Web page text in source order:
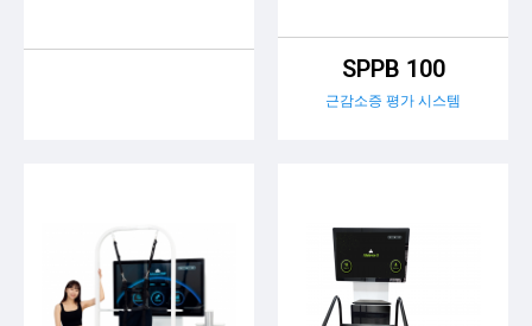
SPPB 100
근감소증 평가 시스템